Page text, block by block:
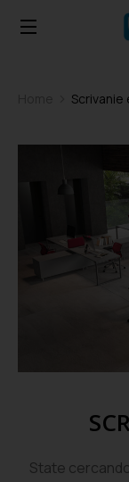
Tu sei qui:Scrivanie
State